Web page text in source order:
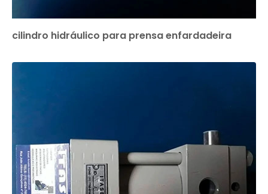
cilindro hidráulico para prensa enfardadeira